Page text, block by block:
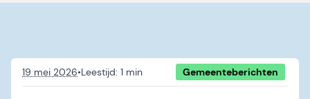
19 mei 2026• Gemeenteberichten